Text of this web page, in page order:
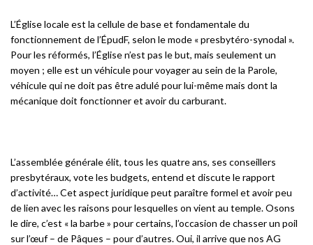
L’Église locale est la cellule de base et fondamentale du
fonctionnement de l’ÉpudF, selon le mode « presbytéro-synodal ».
Pour les réformés, l’Église n’est pas le but, mais seulement un
moyen ; elle est un véhicule pour voyager au sein de la Parole,
véhicule qui ne doit pas être adulé pour lui-même mais dont la
mécanique doit fonctionner et avoir du carburant.
L’assemblée générale élit, tous les quatre ans, ses conseillers
presbytéraux, vote les budgets, entend et discute le rapport
d’activité… Cet aspect juridique peut paraître formel et avoir peu
de lien avec les raisons pour lesquelles on vient au temple. Osons
le dire, c’est « la barbe » pour certains, l’occasion de chasser un poil
sur l’œuf – de Pâques – pour d’autres. Oui, il arrive que nos AG